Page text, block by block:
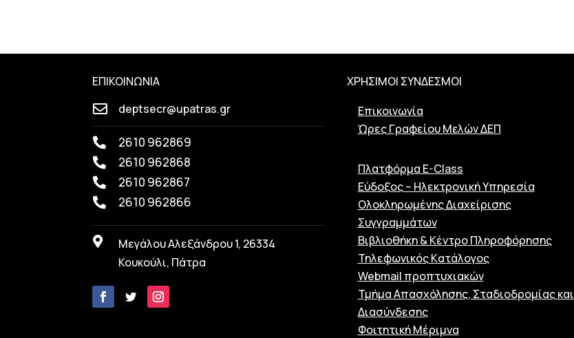
ΕΠΙΚΟΙΝΩΝΙΑ
 deptsecr@upatras.gr
 2610 962869
 2610 962868
 2610 962867
 2610 962866

Μεγάλου Αλεξάνδρου 1, 26334
Κουκούλι, Πάτρα
ΧΡΗΣΙΜΟΙ ΣΥΝΔΕΣΜΟΙ
Επικοινωνία
Ώρες Γραφείου Μελών ΔΕΠ
Πλατφόρμα E-Class
Εύδοξος – Ηλεκτρονική Υπηρεσία
Ολοκληρωμένης Διαχείρισης
Συγγραμμάτων
Βιβλιοθήκη & Κέντρο Πληροφόρησης
Τηλεφωνικός Kατάλογος
Webmail προπτυχιακών
Τμήμα Απασχόλησης, Σταδιοδρομίας και
Διασύνδεσης
Φοιτητική Μέριμνα